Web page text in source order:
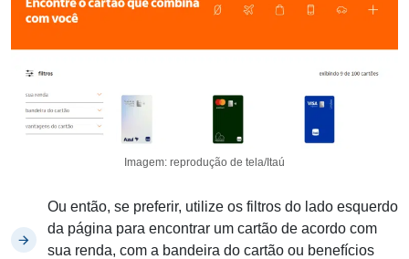
Imagem: reprodução de tela/Itaú
Ou então, se preferir, utilize os filtros do lado esquerdo
da página para encontrar um cartão de acordo com
sua renda, com a bandeira do cartão ou benefícios